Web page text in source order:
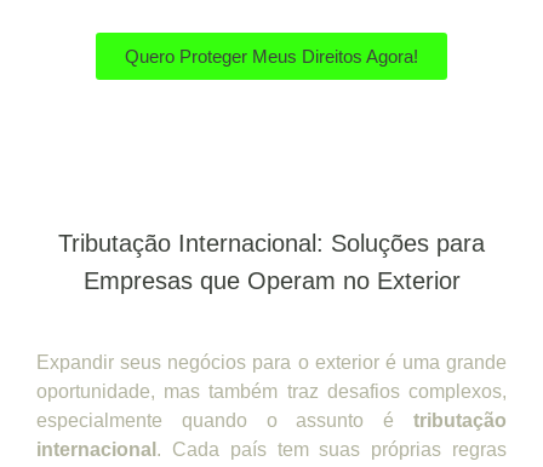
Quero Proteger Meus Direitos Agora!
Tributação Internacional: Soluções para
Empresas que Operam no Exterior
Expandir seus negócios para o exterior é uma grande
oportunidade, mas também traz desafios complexos,
especialmente quando o assunto é tributação
internacional . Cada país tem suas próprias regras